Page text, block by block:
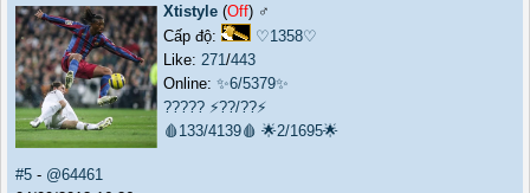
Xtistyle (Off) ♂️
Cấp độ:
♡1358♡
Like: 271/443
Online: ✨6/5379✨
????? ⚡??/??⚡
🩸133/4139🩸 🌟2/1695🌟
#5 - @64461